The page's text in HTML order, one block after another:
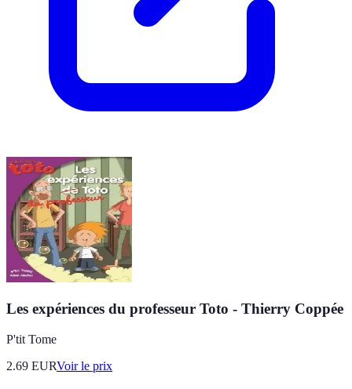
Les expériences du professeur Toto - Thierry Coppée
P'tit Tome
2.69 EURVoir le prix